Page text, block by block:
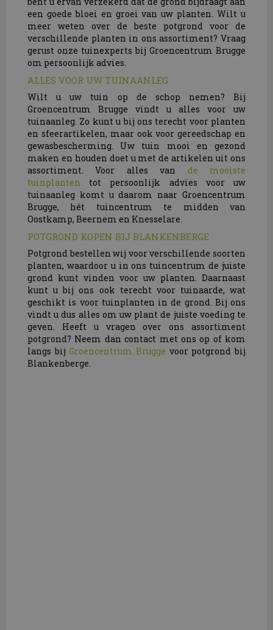
een goede bloei en groei van uw planten. Wilt u
meer weten over de beste potgrond voor de
verschillende planten in ons assortiment? Vraag
gerust onze tuinexperts bij Groencentrum Brugge
om persoonlijk advies.
ALLES VOOR UW TUINAANLEG
Wilt u uw tuin op de schop nemen? Bij
Groencentrum Brugge vindt u alles voor uw
tuinaanleg. Zo kunt u bij ons terecht voor planten
en sfeerartikelen, maar ook voor gereedschap en
gewasbescherming. Uw tuin mooi en gezond
maken en houden doet u met de artikelen uit ons
assortiment. Voor alles van de mooiste
tuinplanten
tot persoonlijk advies voor uw
tuinaanleg komt u daarom naar Groencentrum
Brugge, hét tuincentrum te midden van
Oostkamp, Beernem en Knesselare.
POTGROND KOPEN BIJ BLANKENBERGE
Potgrond bestellen wij voor verschillende soorten
planten, waardoor u in ons tuincentrum de juiste
grond kunt vinden voor uw planten. Daarnaast
kunt u bij ons ook terecht voor tuinaarde, wat
geschikt is voor tuinplanten in de grond. Bij ons
vindt u dus alles om uw plant de juiste voeding te
geven. Heeft u vragen over ons assortiment
potgrond? Neem dan contact met ons op of kom
langs bijGroencentrum Brugge voor potgrond bij
Blankenberge.